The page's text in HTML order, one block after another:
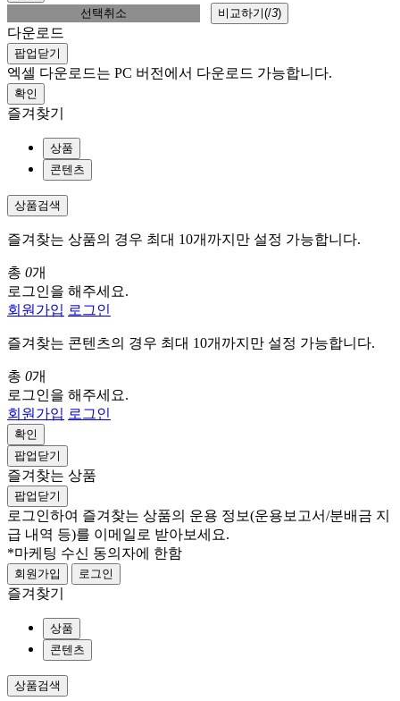
선택취소
비교하기(/3)
다운로드
팝업닫기
엑셀 다운로드는 PC 버전에서 다운로드 가능합니다.
확인
즐겨찾기
상품
콘텐츠
상품검색
즐겨찾는 상품의 경우 최대 10개까지만 설정 가능합니다.
총 0개
로그인을 해주세요.
회원가입 로그인
즐겨찾는 콘텐츠의 경우 최대 10개까지만 설정 가능합니다.
총 0개
로그인을 해주세요.
회원가입 로그인
확인
팝업닫기
즐겨찾는 상품
팝업닫기
로그인하여 즐겨찾는 상품의 운용 정보(운용보고서/분배금 지
급 내역 등)를 이메일로 받아보세요.
*마케팅 수신 동의자에 한함
회원가입 로그인
즐겨찾기
상품
콘텐츠
상품검색